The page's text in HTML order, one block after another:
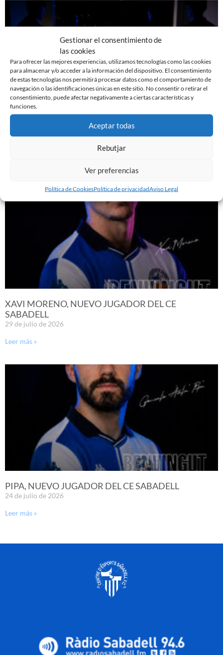
Gestionar el consentimiento de
las cookies
Para ofrecer las mejores experiencias, utilizamos tecnologías como las cookies
para almacenar y/o acceder a la información del dispositivo. El consentimiento
de estas tecnologías nos permitirá procesar datos como el comportamiento de
navegación o las identificaciones únicas en este sitio. No consentir o retirar el
consentimiento, puede afectar negativamente a ciertas características y
funciones.
Aceptar todas
Rebutjar
Ver preferencias
Política de CookiesPolítica de privacidadAviso Legal
YA DISPONIBLE LA PRIMERA EQUIPACIÓN DE LA
TEMPORADA 26/27
XAVI MORENO, NUEVO JUGADOR DEL CE
SABADELL
29 de julio de 2026
Leer más »
PIPA, NUEVO JUGADOR DEL CE SABADELL
24 de julio de 2026
Leer más »